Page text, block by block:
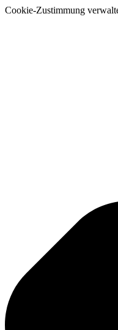
Cookie-Zustimmung